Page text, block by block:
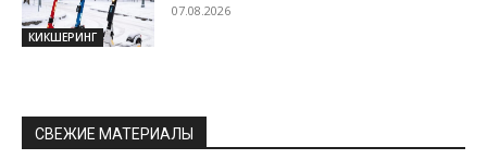
КИКШЕРИНГ
07.08.2026
СВЕЖИЕ МАТЕРИАЛЫ